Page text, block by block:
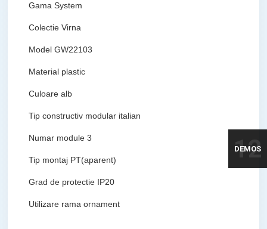
Gama System
Colectie Virna
Model GW22103
Material plastic
Culoare alb
Tip constructiv modular italian
Numar module 3
Tip montaj PT(aparent)
Grad de protectie IP20
Utilizare rama ornament
DEMOS
12